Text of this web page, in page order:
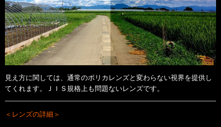
見え方に関しては、通常のポリカレンズと変わらない視界を提供し
てくれます。
ＪＩＳ規格上も問題ないレンズです。
＜レンズの詳細＞